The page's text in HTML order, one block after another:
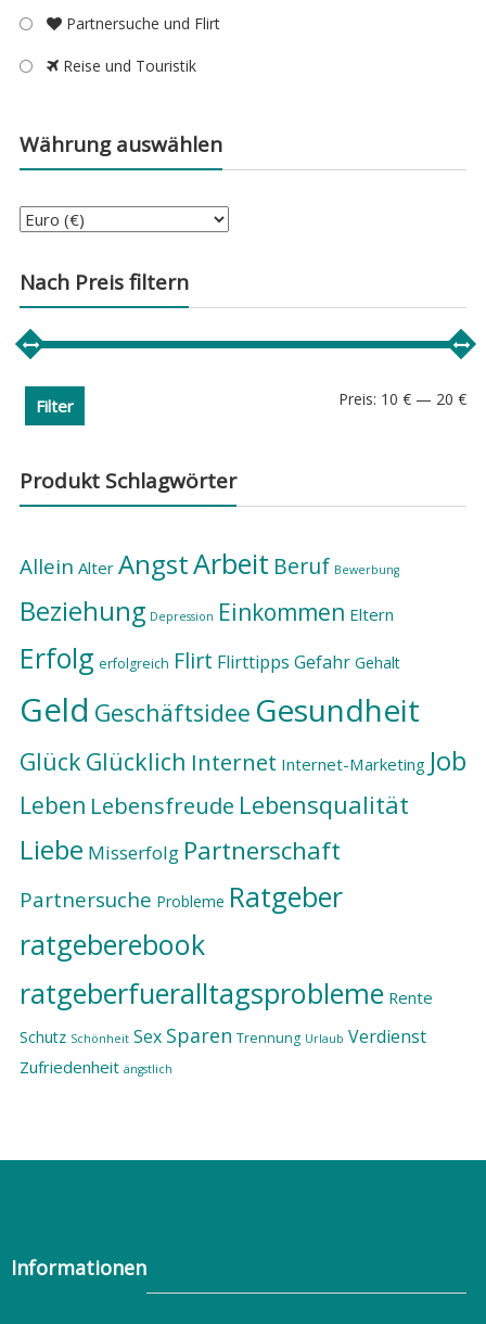
Partnersuche und Flirt
Reise und Touristik
Währung auswählen
Nach Preis filtern
Filter Preis: 10 € — 20 €
Produkt Schlagwörter
Allein Alter AngstArbeit Beruf Bewerbung
Beziehung Depression Einkommen Eltern
Erfolg erfolgreich Flirt Flirttipps Gefahr Gehalt
Geld Geschäftsidee Gesundheit
Glück Glücklich Internet Internet-Marketing Job
Leben Lebensfreude Lebensqualität
Liebe Misserfolg Partnerschaft
Partnersuche Probleme Ratgeber
ratgeberebook
ratgeberfueralltagsprobleme Rente
Schutz Schönheit Sex Sparen Trennung Urlaub Verdienst
Zufriedenheit ängstlich
Informationen